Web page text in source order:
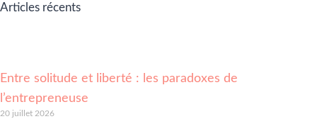
Articles récents
Entre solitude et liberté : les paradoxes de
l’entrepreneuse
20 juillet 2026